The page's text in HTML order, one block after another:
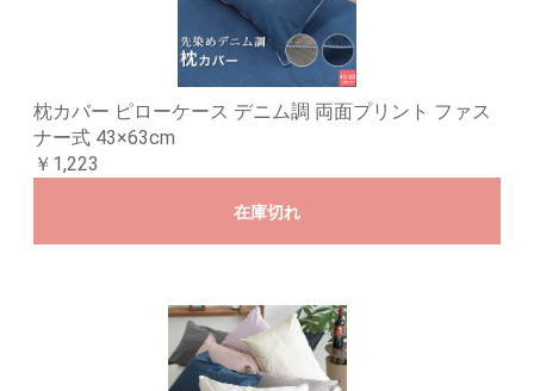
枕カバー ピローケース デニム調 両面プリント ファス
ナー式 43×63cm
￥1,223
在庫切れ